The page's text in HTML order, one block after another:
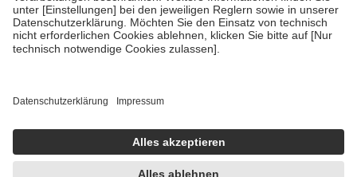
• empfohlenen Schutzimpfungen
• Harn- und Blutteststreifen
getroffen, um sicherzustellen, dass es sich um echte Bewertungen
https://help.etrusted.com/hc/de/articles/4419944605341
Einige Bilder und Inhalte wurden unter Zuhilfenahme künstlicher